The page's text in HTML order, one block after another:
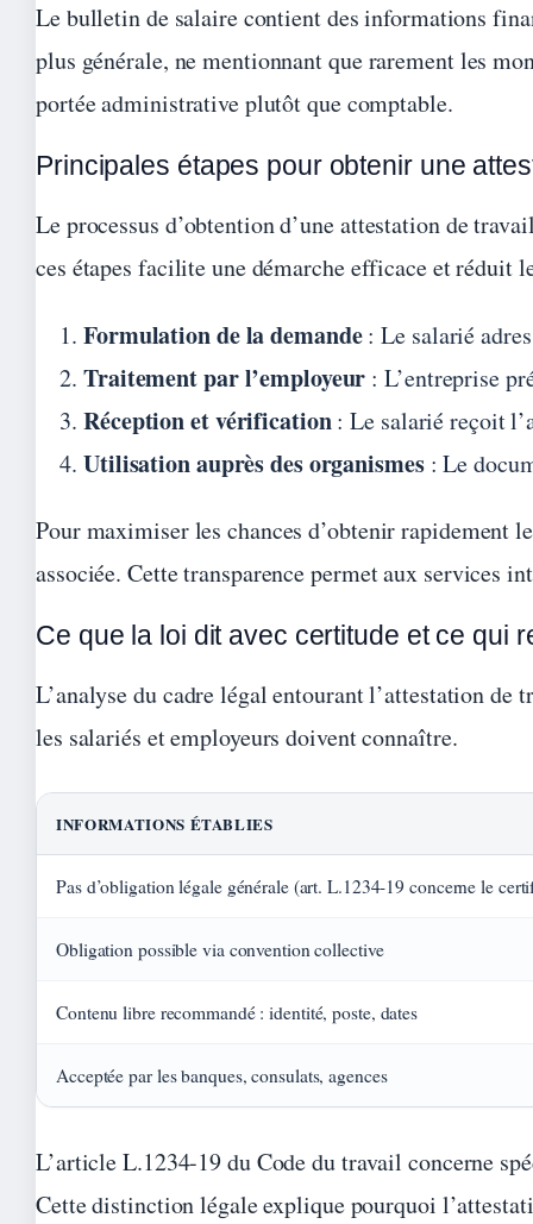
Le bulletin de salaire contient des informations
plus générale, ne mentionnant que rarement les
portée administrative plutôt que comptable.
Principales étapes pour obtenir une
Le processus d’obtention d’une attestation de
ces étapes facilite une démarche efficace et réduit
Formulation de la demande: Le salarié
Traitement par l’employeur : L’entreprise
Réception et vérification: Le salarié reçoit
Utilisation auprès des organismes: Le
Pour maximiser les chances d’obtenir rapidement
associée. Cette transparence permet aux services
Ce que la loi dit avec certitude et ce qui
L’analyse du cadre légal entourant l’attestation de
les salariés et employeurs doivent connaître.
INFORMATIONS ÉTABLIES
Pas d’obligation légale générale (art. L.1234-19 concerne le
Obligation possible via convention collective
Contenu libre recommandé : identité, poste, dates
Acceptée par les banques, consulats, agences
L’article L.1234-19 du Code du travail concerne
Cette distinction légale explique pourquoi